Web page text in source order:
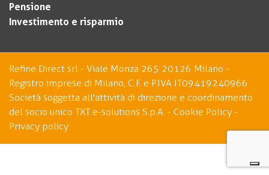
Pensione
Investimento e risparmio
Refine Direct srl - Viale Monza 265 20126 Milano -
Registro imprese di Milano, C.F. e P.IVA IT09419240966
Società soggetta all'attività di direzione e coordinamento
del socio unico TXT e-solutions S.p.A. - Cookie Policy -
Privacy policy